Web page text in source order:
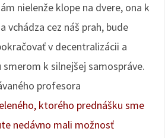
nielenže klope na dvere, ona k
vchádza cez náš prah, bude
v decentralizácii a
k silnejšej samospráve.
profesora
ktorého prednášku sme
nedávno mali možnosť